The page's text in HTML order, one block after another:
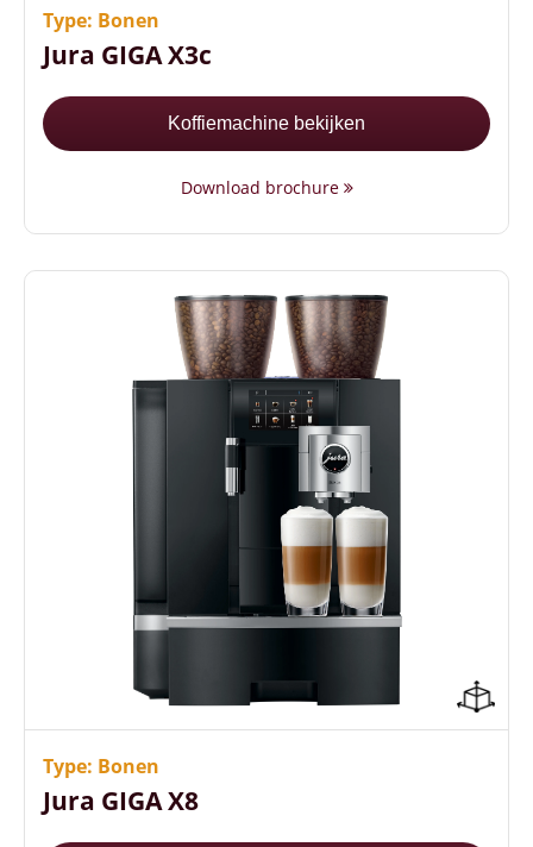
Hoge zetsnelheid
Type: Bonen
Jura GIGA X3c
Koffiemachine bekijken
Download brochure
32 keuzemogelijkheden in dranken
5 liter waterreservoir
4.3 inch touchscreen kleurendisplay
Type: Bonen
Jura GIGA X8